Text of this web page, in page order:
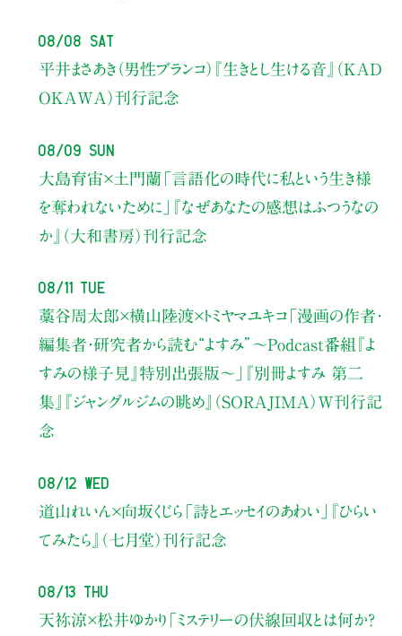
08/08 Sat
平井まさあき（男性ブランコ）
『生きとし生ける音』（KAD
OKAWA）刊行記念
08/09 Sun
大島育宙×土門蘭 「言語化の時代に私という生き様
を奪われないために」
『なぜあなたの感想はふつうなの
か』（大和書房）刊行記念
08/11 Tue
藁谷周太郎×横山陸渡×トミヤマユキコ「漫画の作者・
編集者・研究者から読む“よすみ” 〜Podcast番組『よ
すみの様子見』特別出張版〜」
『別冊よすみ 第二
集』『ジャングルジムの眺め』（SORAJIMA）W刊行記
念
08/12 Wed
道山れいん×向坂くじら 「詩とエッセイのあわい」
『ひらい
てみたら』（七月堂）刊行記念
08/13 Thu
天祢涼×松井ゆかり 「ミステリーの伏線回収とは何か？